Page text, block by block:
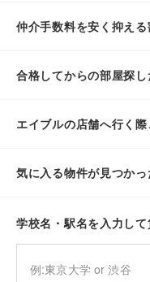
仲介手数料を安く抑え
合格してからの部屋探
エイブルの店舗へ行く
気に入る物件が見つかっ
学校名・駅名を入力し